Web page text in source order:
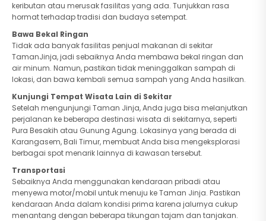
keributan atau merusak fasilitas yang ada. Tunjukkan rasa
hormat terhadap tradisi dan budaya setempat.
Bawa Bekal Ringan
Tidak ada banyak fasilitas penjual makanan di sekitar
TamanJinja, jadi sebaiknya Anda membawa bekal ringan dan
air minum. Namun, pastikan tidak meninggalkan sampah di
lokasi, dan bawa kembali semua sampah yang Anda hasilkan.
Kunjungi Tempat Wisata Lain di Sekitar
Setelah mengunjungi Taman Jinja, Anda juga bisa melanjutkan
perjalanan ke beberapa destinasi wisata di sekitarnya, seperti
Pura Besakih atau Gunung Agung. Lokasinya yang berada di
Karangasem, Bali Timur, membuat Anda bisa mengeksplorasi
berbagai spot menarik lainnya di kawasan tersebut.
Transportasi
Sebaiknya Anda menggunakan kendaraan pribadi atau
menyewa motor/mobil untuk menuju ke Taman Jinja. Pastikan
kendaraan Anda dalam kondisi prima karena jalurnya cukup
menantang dengan beberapa tikungan tajam dan tanjakan.